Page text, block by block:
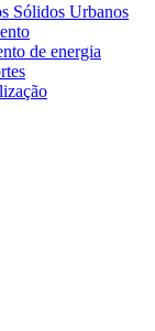
Sólidos Urbanos
de energia